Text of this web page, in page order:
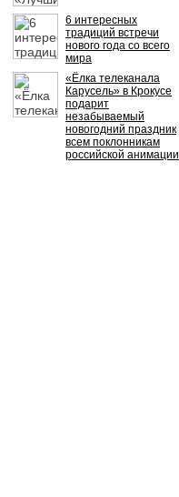
6 интересных
традиций встречи
нового года со всего
мира
«Ёлка телеканала
Карусель» в Крокусе
подарит
незабываемый
новогодний праздник
всем поклонникам
российской анимации